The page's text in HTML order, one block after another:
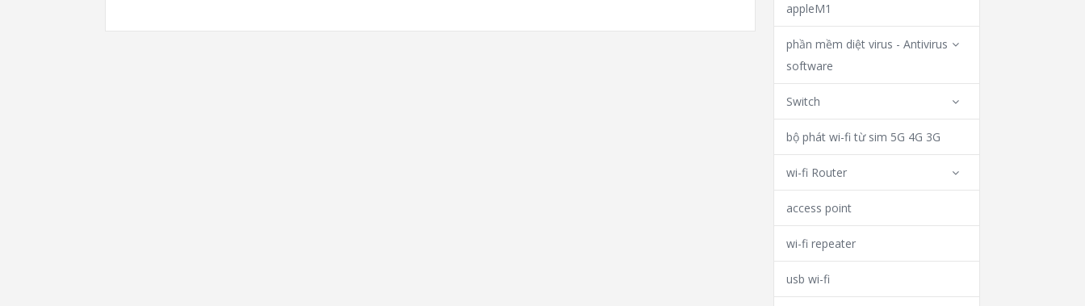
appleM1
phần mềm diệt virus - Antivirus
software
Switch
bộ phát wi-fi từ sim 5G 4G 3G
wi-fi Router
access point
wi-fi repeater
usb wi-fi